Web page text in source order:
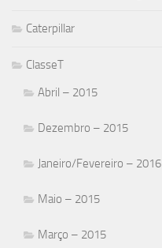
Caterpillar
ClasseT
Abril – 2015
Dezembro – 2015
Janeiro/Fevereiro – 2016
Maio – 2015
Março – 2015